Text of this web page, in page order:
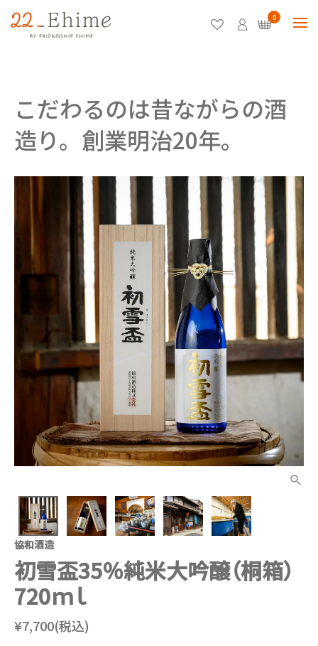
0
こだわるのは昔ながらの酒
造り。創業明治20年。
協和酒造
初雪盃35％純米大吟醸（桐箱）
720ｍｌ
¥7,700(税込)